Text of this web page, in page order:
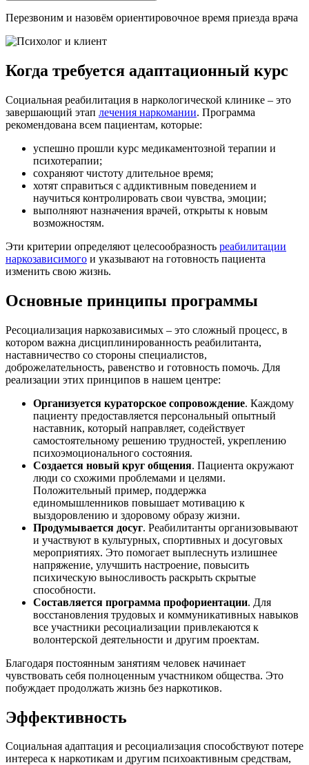
Перезвоним и назовём ориентировочное время приезда врача
Когда требуется адаптационный курс
Социальная реабилитация в наркологической клинике – это
завершающий этап лечения наркомании. Программа
рекомендована всем пациентам, которые:
успешно прошли курс медикаментозной терапии и
психотерапии;
сохраняют чистоту длительное время;
хотят справиться с аддиктивным поведением и
научиться контролировать свои чувства, эмоции;
выполняют назначения врачей, открыты к новым
возможностям.
Эти критерии определяют целесообразность реабилитации
наркозависимого и указывают на готовность пациента
изменить свою жизнь.
Основные принципы программы
Ресоциализация наркозависимых – это сложный процесс, в
котором важна дисциплинированность реабилитанта,
наставничество со стороны специалистов,
доброжелательность, равенство и готовность помочь. Для
реализации этих принципов в нашем центре:
Организуется кураторское сопровождение. Каждому
пациенту предоставляется персональный опытный
наставник, который направляет, содействует
самостоятельному решению трудностей, укреплению
психоэмоционального состояния.
Создается новый круг общения. Пациента окружают
люди со схожими проблемами и целями.
Положительный пример, поддержка
единомышленников повышает мотивацию к
выздоровлению и здоровому образу жизни.
Продумывается досуг. Реабилитанты организовывают
и участвуют в культурных, спортивных и досуговых
мероприятиях. Это помогает выплеснуть излишнее
напряжение, улучшить настроение, повысить
психическую выносливость раскрыть скрытые
способности.
Составляется программа профориентации. Для
восстановления трудовых и коммуникативных навыков
все участники ресоциализации привлекаются к
волонтерской деятельности и другим проектам.
Благодаря постоянным занятиям человек начинает
чувствовать себя полноценным участником общества. Это
побуждает продолжать жизнь без наркотиков.
Эффективность
Социальная адаптация и ресоциализация способствуют потере
интереса к наркотикам и другим психоактивным средствам,